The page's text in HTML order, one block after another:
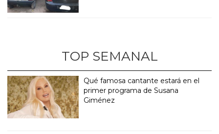
TOP SEMANAL
Qué famosa cantante estará en el
primer programa de Susana
Giménez